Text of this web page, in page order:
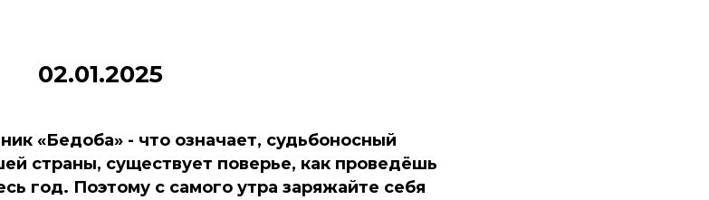
02.01.2025
«Бедоба» - что означает, судьбоносный
страны, существует поверье, как проведёшь
год. Поэтому с самого утра заряжайте себя